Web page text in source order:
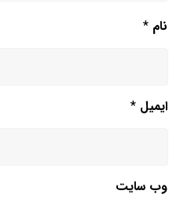
نام *
ایمیل *
وب‌ سایت